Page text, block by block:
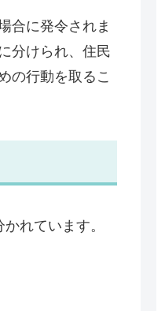
合に発令されま
分けられ、住民
の行動を取るこ
れています。